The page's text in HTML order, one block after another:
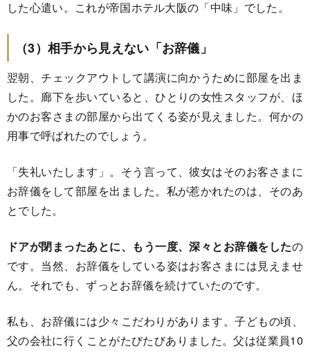
した心遣い。これが帝国ホテル大阪の「中味」でした。
（3）相手から見えない「お辞儀」
翌朝、チェックアウトして講演に向かうために部屋を出ま
した。廊下を歩いていると、ひとりの女性スタッフが、ほ
かのお客さまの部屋から出てくる姿が見えました。何かの
用事で呼ばれたのでしょう。
「失礼いたします」。そう言って、彼女はそのお客さまに
お辞儀をして部屋を出ました。私が惹かれたのは、そのあ
とでした。
ドアが閉まったあとに、もう一度、深々とお辞儀をしたの
です。当然、お辞儀をしている姿はお客さまには見えませ
ん。それでも、ずっとお辞儀を続けていたのです。
私も、お辞儀には少々こだわりがあります。子どもの頃、
父の会社に行くことがたびたびありました。父は従業員10